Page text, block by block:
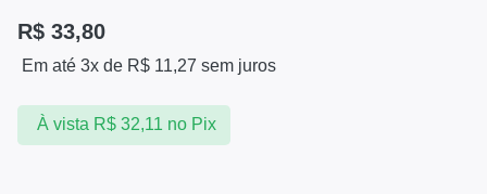
R$ 33,80
Em até 3x de R$ 11,27 sem juros
À vista R$32,11 no Pix